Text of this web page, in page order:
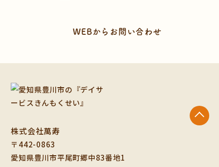
WEBからお問い合わせ
株式会社萬寿
〒442-0863
愛知県豊川市平尾町郷中83番地1